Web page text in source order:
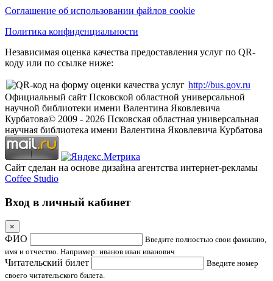
Соглашение об использовании файлов cookie
Политика конфиденциальности
Независимая оценка качества предоставления услуг по QR-
коду или по ссылке ниже:
http://bus.gov.ru
Официальный сайт Псковской областной универсальной
научной библиотеки имени Валентина Яковлевича
Курбатова© 2009 - 2026 Псковская областная универсальная
научная библиотека имени Валентина Яковлевича Курбатова
Сайт сделан на основе дизайна агентства интернет-рекламы
Coffee Studio
Вход в личный кабинет
×
ФИО
Введите полностью свои фамилию,
имя и отчество. Например: иванов иван иванович
Читательский билет
Введите номер
своего читательского билета.